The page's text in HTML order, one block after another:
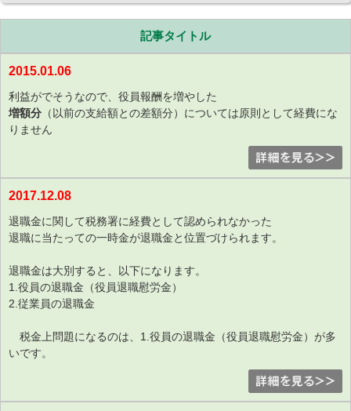
記事タイトル
2015.01.06
利益がでそうなので、役員報酬を増やした
増額分 （以前の支給額との差額分）については原則として経費にな
りません
2017.12.08
退職金に関して税務署に経費として認められなかった
退職に当たっての一時金が退職金と位置づけられます。
退職金は大別すると、以下になります。
1.役員の退職金（役員退職慰労金）
2.従業員の退職金
税金上問題になるのは、1.役員の退職金（役員退職慰労金）が多
いです。